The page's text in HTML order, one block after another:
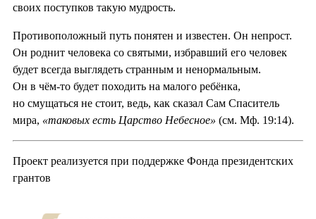
своих поступков такую мудрость.
Противоположный путь понятен и известен. Он непрост.
Он роднит человека со святыми, избравший его человек
будет всегда выглядеть странным и ненормальным.
Он в чём-то будет походить на малого ребёнка,
но смущаться не стоит, ведь, как сказал Сам Спаситель
мира, «таковых есть Царство Небесное» (см. Мф. 19:14).
Проект реализуется при поддержке Фонда президентских
грантов